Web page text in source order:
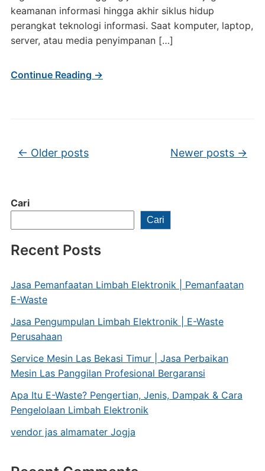
Cari
Cari
Recent Posts
Jasa Pemanfaatan Limbah Elektronik | Pemanfaatan
E-Waste
Jasa Pengumpulan Limbah Elektronik | E-Waste
Perusahaan
Service Mesin Las Bekasi Timur | Jasa Perbaikan
Mesin Las Panggilan Profesional Bergaransi
Apa Itu E-Waste? Pengertian, Jenis, Dampak & Cara
Pengelolaan Limbah Elektronik
vendor jas almamater Jogja
keamanan informasi hingga akhir siklus hidup
perangkat teknologi informasi. Saat komputer, laptop,
server, atau media penyimpanan […]
Continue Reading →
Post navigation
← Older posts Newer posts →